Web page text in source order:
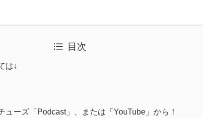
目次
は↓
ューズ「Podcast」、または「YouTube」から！